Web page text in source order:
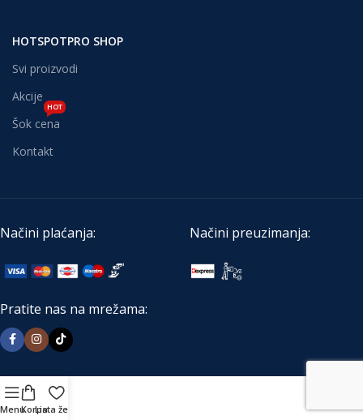
HOTSPOTPRO SHOP
Svi proizvodi
Akcije
Šok cena
HOT
Kontakt
Načini plaćanja: Načini preuzimanja:
Pratite nas na mrežama:
MenuKorpaLista želja